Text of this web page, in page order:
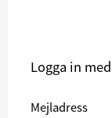
Logga in
Mejladress